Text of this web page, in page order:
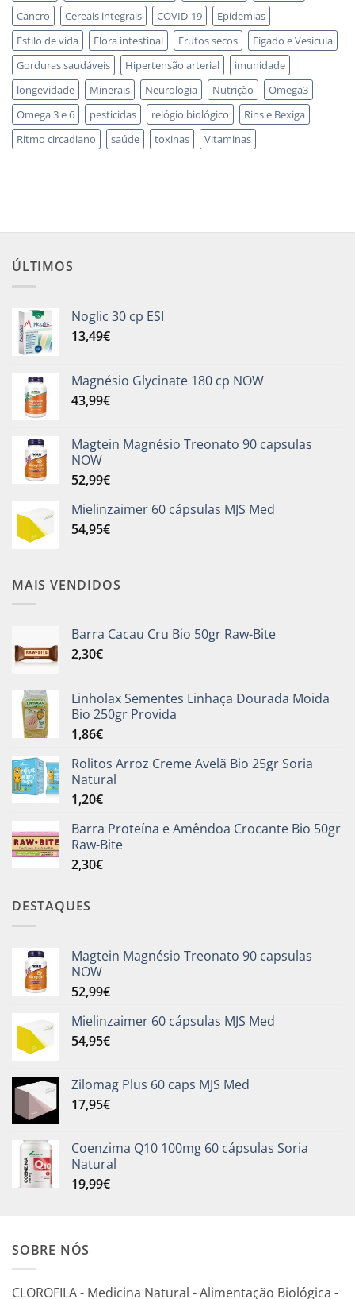
Cancro Cereais integrais COVID-19
Epidemias
Estilo de vida
Flora intestinal Frutos secos
Fígado e Vesícula
Gorduras saudáveis
Hipertensão arterial
imunidade
longevidade
Minerais Neurologia Nutrição
Omega3
Omega 3 e 6
pesticidas relógio biológico
Rins e Bexiga
Ritmo circadiano
saúde toxinas Vitaminas
ÚLTIMOS
Noglic 30 cp ESI
13,49€
Magnésio Glycinate 180 cp NOW
43,99€
Magtein Magnésio Treonato 90 capsulas
NOW
52,99€
Mielinzaimer 60 cápsulas MJS Med
54,95€
MAIS VENDIDOS
Barra Cacau Cru Bio 50gr Raw-Bite
2,30€
Linholax Sementes Linhaça Dourada Moida
Bio 250gr Provida
1,86€
Rolitos Arroz Creme Avelã Bio 25gr Soria
Natural
1,20€
Barra Proteína e Amêndoa Crocante Bio 50gr
Raw-Bite
2,30€
DESTAQUES
Magtein Magnésio Treonato 90 capsulas
NOW
52,99€
Mielinzaimer 60 cápsulas MJS Med
54,95€
Zilomag Plus 60 caps MJS Med
17,95€
Coenzima Q10 100mg 60 cápsulas Soria
Natural
19,99€
SOBRE NÓS
CLOROFILA - Medicina Natural - Alimentação Biológica -